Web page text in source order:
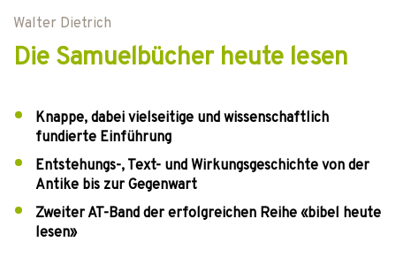
Walter Dietrich
Die Samuelbücher heute lesen
Knappe, dabei vielseitige und wissenschaftlich
fundierte Einführung
Entstehungs-, Text- und Wirkungsgeschichte von der
Antike bis zur Gegenwart
Zweiter AT-Band der erfolgreichen Reihe «bibel heute
lesen»